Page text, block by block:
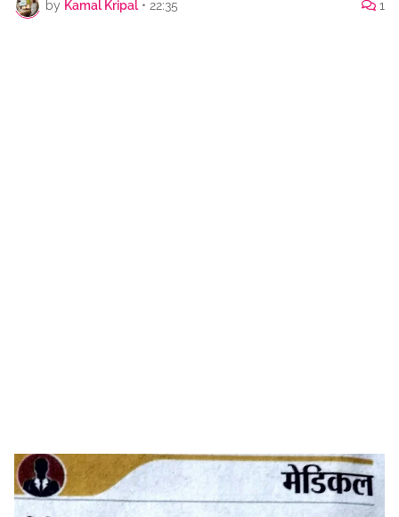
by Kamal Kripal • 22:35 1